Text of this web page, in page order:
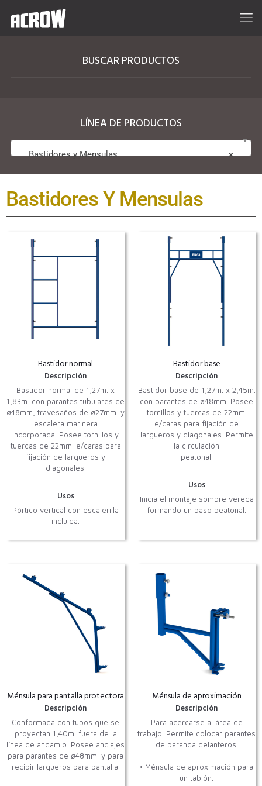
BUSCAR PRODUCTOS
LÍNEA DE PRODUCTOS
×
Bastidores y Mensulas
Bastidores Y Mensulas
Bastidor normal
Descripción
Bastidor normal de 1,27m. x
1,83m. con parantes tubulares de
ø48mm, travesaños de ø27mm. y
escalera marinera
incorporada. Posee tornillos y
tuercas de 22mm. e/caras para
fijación de largueros y
diagonales.
Usos
Pórtico vertical con escalerilla
incluida.
Bastidor base
Descripción
Bastidor base de 1,27m. x 2,45m.
con parantes de ø48mm. Posee
tornillos y tuercas de 22mm.
e/caras para fijación de
largueros y diagonales. Permite
la circulación
peatonal.
Usos
Inicia el montaje sombre vereda
formando un paso peatonal.
Ménsula para pantalla protectora
Descripción
Conformada con tubos que se
proyectan 1,40m. fuera de la
línea de andamio. Posee anclajes
para parantes de ø48mm. y para
recibir largueros para pantalla.
Ménsula de aproximación
Descripción
Para acercarse al área de
trabajo. Permite colocar parantes
de baranda delanteros.
• Ménsula de aproximación para
un tablón.